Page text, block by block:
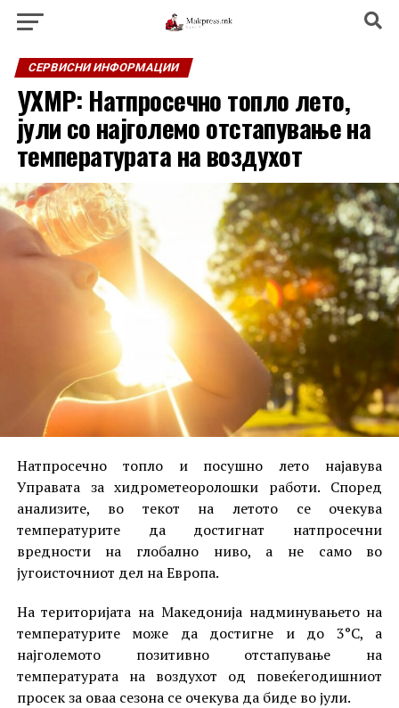
СЕРВИСНИ ИНФОРМАЦИИ
УХМР: Натпросечно топло лето,
јули со најголемо отстапување на
температурата на воздухот
Натпросечно топло и посушно лето најавува
Управата за хидрометеоролошки работи. Според
анализите, во текот на летото се очекува
температурите да достигнат натпросечни
вредности на глобално ниво, а не само во
југоисточниот дел на Европа.
На територијата на Македонија надминувањето на
температурите може да достигне и до 3°C, а
најголемото позитивно отстапување на
температурата на воздухот од повеќегодишниот
просек за оваа сезона се очекува да биде во јули.